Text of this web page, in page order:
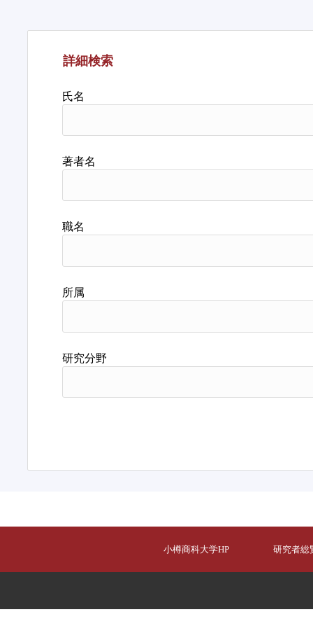
詳細検索
氏名
著者名
職名
所属
研究分野
小樽商科大学HP 研究者総